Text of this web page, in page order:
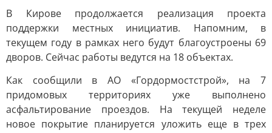
В Кирове продолжается реализация проекта
поддержки местных инициатив. Напомним, в
текущем году в рамках него будут благоустроены 69
дворов. Сейчас работы ведутся на 18 объектах.
Как сообщили в АО «Гордормостстрой», на 7
придомовых территориях уже выполнено
асфальтирование проездов. На текущей неделе
новое покрытие планируется уложить еще в трех